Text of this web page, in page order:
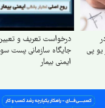
درخواست تعریف و تعیین
جایگاه سازمانی پست سوپروایزر
ایمنی بیمار